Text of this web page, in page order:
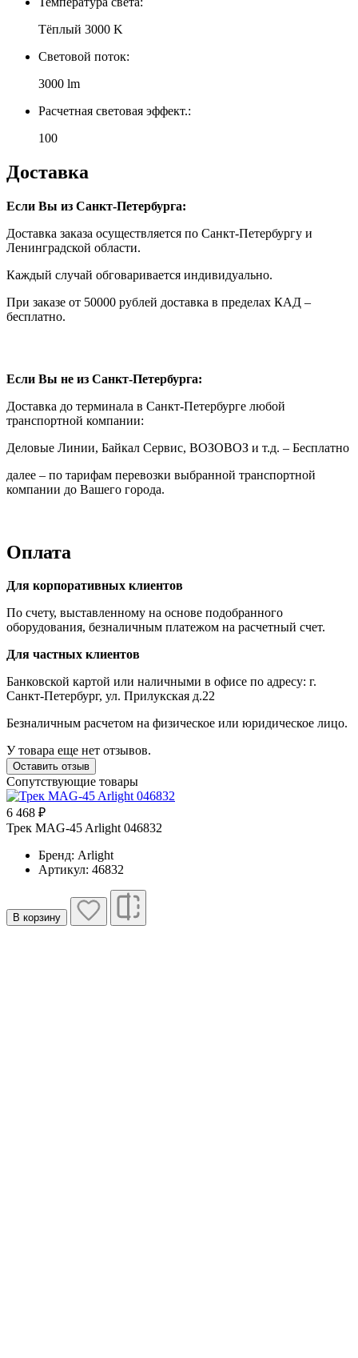
Тёплый 3000 K
Световой поток:
3000 lm
Расчетная световая эффект.:
100
Доставка
Если Вы из Санкт-Петербурга:
Доставка заказа осуществляется по Санкт-Петербургу и
Ленинградской области.
Каждый случай обговаривается индивидуально.
При заказе от 50000 рублей доставка в пределах КАД –
бесплатно.
Если Вы не из Санкт-Петербурга:
Доставка до терминала в Санкт-Петербурге любой
транспортной компании:
Деловые Линии, Байкал Сервис, ВОЗОВОЗ и т.д. – Бесплатно
далее – по тарифам перевозки выбранной транспортной
компании до Вашего города.
Оплата
Для корпоративных клиентов
По счету, выставленному на основе подобранного
оборудования, безналичным платежом на расчетный счет.
Для частных клиентов
Банковской картой или наличными в офисе по адресу: г.
Санкт-Петербург, ул. Прилукская д.22
Безналичным расчетом на физическое или юридическое лицо.
У товара еще нет отзывов.
Оставить отзыв
Сопутствующие товары
6 468 ₽
Трек MAG-45 Arlight 046832
Бренд: Arlight
Артикул: 46832
В корзину